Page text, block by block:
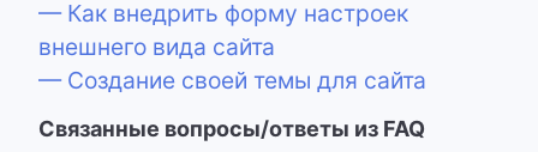
— Как внедрить форму настроек
внешнего вида сайта
— Создание своей темы для сайта
Связанные вопросы/ответы из FAQ